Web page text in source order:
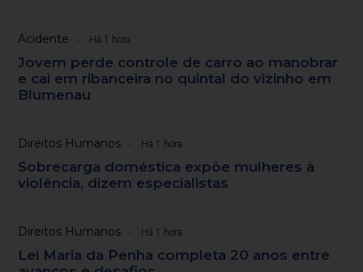
Acidente Há 1 hora
Jovem perde controle de carro ao manobrar
e cai em ribanceira no quintal do vizinho em
Blumenau
Direitos Humanos Há 1 hora
Sobrecarga doméstica expõe mulheres à
violência, dizem especialistas
Direitos Humanos Há 1 hora
Lei Maria da Penha completa 20 anos entre